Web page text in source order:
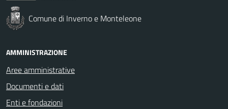
Comune di Inverno e Monteleone
AMMINISTRAZIONE
Aree amministrative
Documenti e dati
Enti e fondazioni